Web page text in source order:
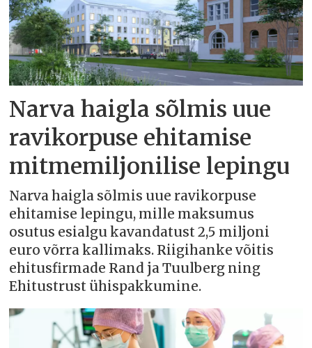
Narva haigla sõlmis uue
ravikorpuse ehitamise
mitmemiljonilise lepingu
Narva haigla sõlmis uue ravikorpuse
ehitamise lepingu, mille maksumus
osutus esialgu kavandatust 2,5 miljoni
euro võrra kallimaks. Riigihanke võitis
ehitusfirmade Rand ja Tuulberg ning
Ehitustrust ühispakkumine.